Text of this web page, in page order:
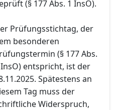
(§ 177 Abs. 1 InsO).
Prüfungsstichtag, der
besonderen
(§ 177 Abs.
entspricht, ist der
Spätestens an
Tag muss der
Widerspruch,